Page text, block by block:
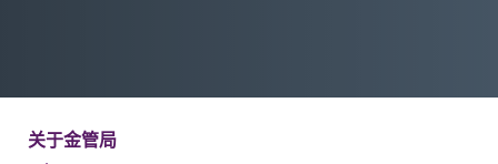
关于金管局